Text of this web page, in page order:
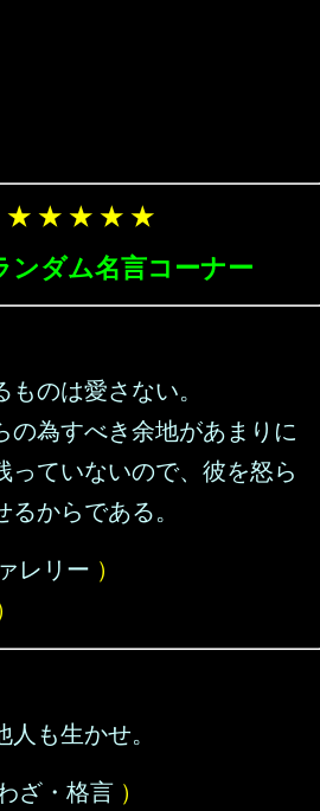
★ ★ ★ ★ ★
ンダム名言コーナー
のは愛さない。
の為すべき余地があまりに
っていないので、彼を怒ら
からである。
レリー ）
も生かせ。
ざ・格言 ）